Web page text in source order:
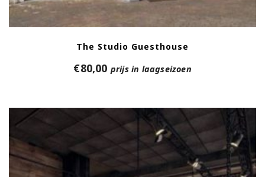
The Studio Guesthouse
€80,00 prijs in laagseizoen